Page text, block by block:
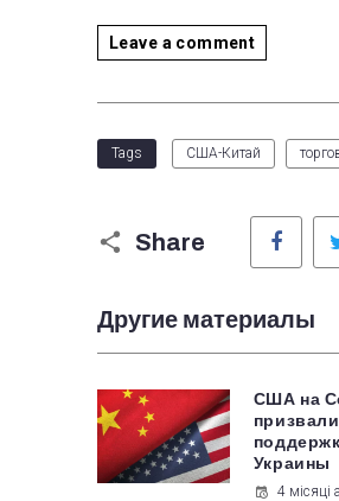
Leave a comment
Tags США-Китай
Share
Другие материалы
США на
Украины
4 місяці